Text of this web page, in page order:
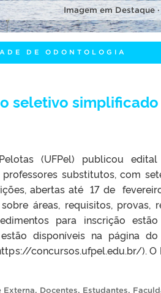
Imagem em Destaque
DE ODONTOLOGIA
seletivo
(UFPel) publicou
substitutos, com
abertas até 17 de
áreas, requisitos, provas,
para inscrição
disponíveis na página
concursos.ufpel.edu.br/).
Externa, Docentes, Estudantes,